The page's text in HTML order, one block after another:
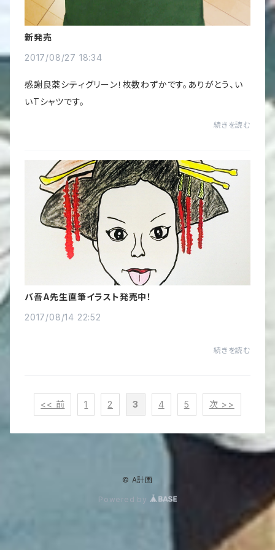
新発売
2017/08/27 18:34
感謝良薬シティグリーン！枚数わずかです。ありがとう、い
いTシャツです。
続きを読む
バ吾A先生直筆イラスト発売中！
2017/08/14 22:52
続きを読む
<< 前 1 2 3 4 5 次 >>
© A計画
Powered by